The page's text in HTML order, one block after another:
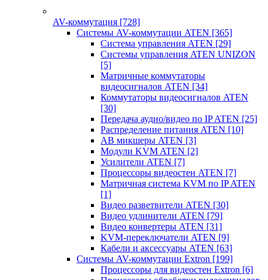
AV-коммутация [728]
Системы AV-коммутации ATEN [365]
Система управления ATEN [29]
Системы управления ATEN UNIZON
[5]
Матричные коммутаторы
видеосигналов ATEN [34]
Коммутаторы видеосигналов ATEN
[30]
Передача аудио/видео по IP ATEN [25]
Распределение питания ATEN [10]
АВ микшеры ATEN [3]
Модули KVM ATEN [2]
Усилители ATEN [7]
Процессоры видеостен ATEN [7]
Матричная система KVM по IP ATEN
[1]
Видео разветвители ATEN [30]
Видео удлинители ATEN [79]
Видео конвертеры ATEN [31]
KVM-переключатели ATEN [9]
Кабели и аксессуары ATEN [63]
Системы AV-коммутации Extron [199]
Процессоры для видеостен Extron [6]